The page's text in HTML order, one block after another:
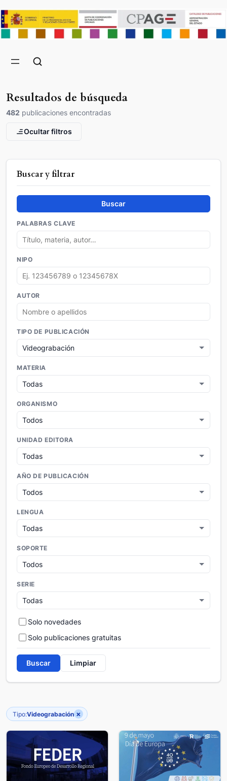
Resultados de búsqueda
482 publicaciones encontradas
Ocultar filtros
Buscar y filtrar
Buscar
PALABRAS CLAVE
NIPO
AUTOR
TIPO DE PUBLICACIÓN
MATERIA
ORGANISMO
UNIDAD EDITORA
AÑO DE PUBLICACIÓN
LENGUA
SOPORTE
SERIE
Solo novedades
Solo publicaciones gratuitas
Buscar Limpiar
Tipo:Videograbación ×